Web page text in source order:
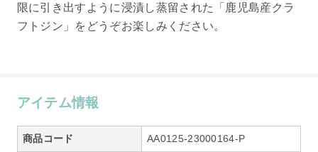
限に引き出すように浸漬し蒸留された「鹿児島産クラ
フトジン」をどうぞお楽しみください。
アイテム情報
商品コード AA0125-23000164-P